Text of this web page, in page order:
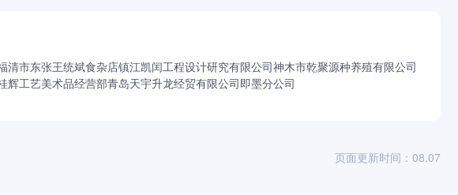
清市东张王统斌食杂店镇江凯闰工程设计研究有限公司神木市乾聚源种养殖有限公司
辉工艺美术品经营部青岛天宇升龙经贸有限公司即墨分公司
页面更新时间：08.07